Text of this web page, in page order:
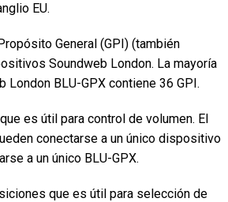
EU.
General (GPI) (también
Soundweb London. La mayoría
BLU-GPX contiene 36 GPI.
es útil para control de volumen. El
conectarse a un único dispositivo
a un único BLU-GPX.
que es útil para selección de